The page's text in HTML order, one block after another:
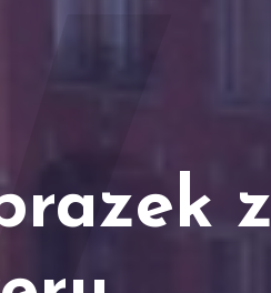
z